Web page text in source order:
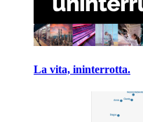
La vita, ininterrotta.